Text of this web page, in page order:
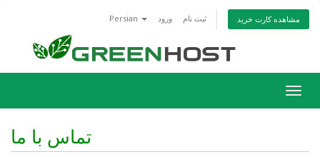
Persian ورود ثبت نام مشاهده کارت خرید
تغییر
تماس با ما